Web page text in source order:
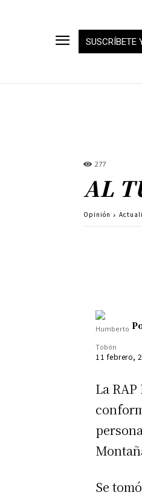
SUSCRÍBETE
277
AL
Opinión
11 febrero,
La
Se